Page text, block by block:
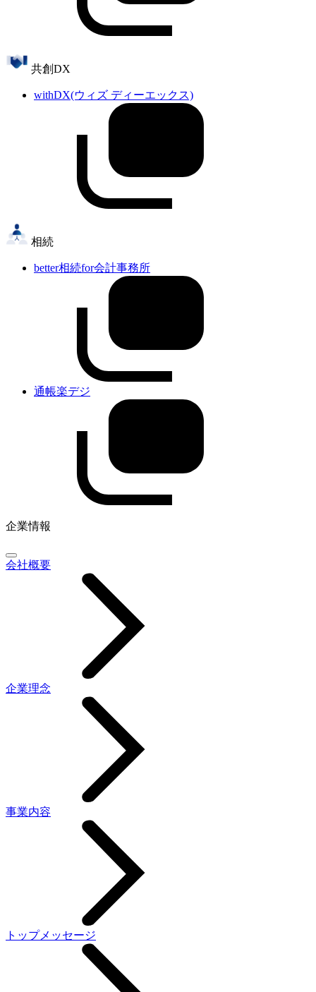
共創DX
withDX(ウィズ ディーエックス)
相続
better相続for会計事務所
通帳楽デジ
企業情報
会社概要
企業理念
事業内容
トップメッセージ